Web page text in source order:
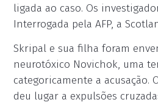
ligada ao caso. Os
Interrogada pela AFP, a
Skripal e sua filha foram
neurotóxico Novichok, uma
categoricamente a acusação.
deu lugar a expulsões